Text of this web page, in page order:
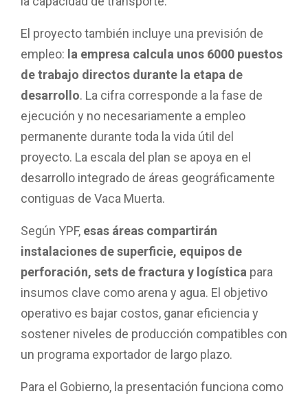
El proyecto también incluye una previsión de
empleo: la empresa calcula unos 6000 puestos
de trabajo directos durante la etapa de
desarrollo. La cifra corresponde a la fase de
ejecución y no necesariamente a empleo
permanente durante toda la vida útil del
proyecto. La escala del plan se apoya en el
desarrollo integrado de áreas geográficamente
contiguas de Vaca Muerta.
Según YPF, esas áreas compartirán
instalaciones de superficie, equipos de
perforación, sets de fractura y logística para
insumos clave como arena y agua. El objetivo
operativo es bajar costos, ganar eficiencia y
sostener niveles de producción compatibles con
un programa exportador de largo plazo.
Para el Gobierno, la presentación funciona como